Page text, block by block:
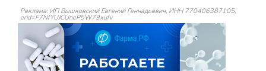
Реклама: ИП Вышковский Евгений Геннадьевич, ИНН 770406387105,
erid=F7NfYUJCUneP5W79xufv